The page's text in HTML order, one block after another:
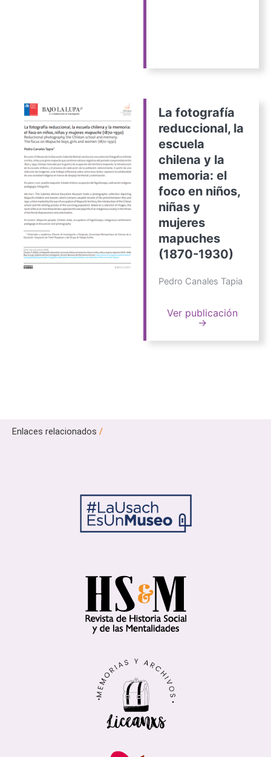
La fotografía
reduccional, la
escuela
chilena y la
memoria: el
foco en niños,
niñas y
mujeres
mapuches
(1870-1930)
Pedro Canales Tapia
Ver publicación
→
Enlaces relacionados /